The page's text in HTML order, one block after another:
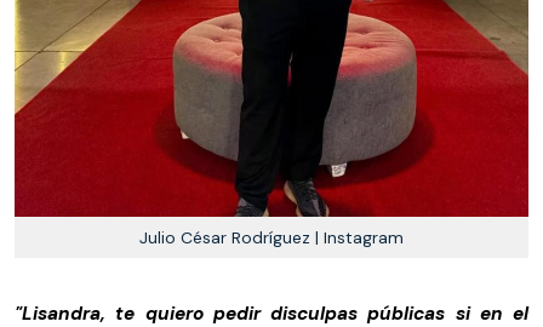
Julio César Rodríguez | Instagram
"Lisandra, te quiero pedir disculpas públicas si en el